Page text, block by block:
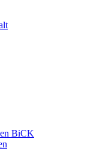
BiCK